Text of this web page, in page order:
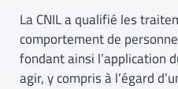
La CNIL a qualifié les
comportement de
fondant ainsi l’application
agir, y compris à l’égard